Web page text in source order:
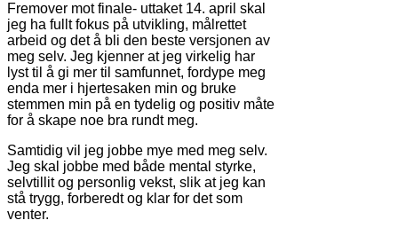
Fremover mot finale- uttaket 14. april skal
jeg ha fullt fokus på utvikling, målrettet
arbeid og det å bli den beste versjonen av
meg selv. Jeg kjenner at jeg virkelig har
lyst til å gi mer til samfunnet, fordype meg
enda mer i hjertesaken min og bruke
stemmen min på en tydelig og positiv måte
for å skape noe bra rundt meg.
Samtidig vil jeg jobbe mye med meg selv.
Jeg skal jobbe med både mental styrke,
selvtillit og personlig vekst, slik at jeg kan
stå trygg, forberedt og klar for det som
venter.